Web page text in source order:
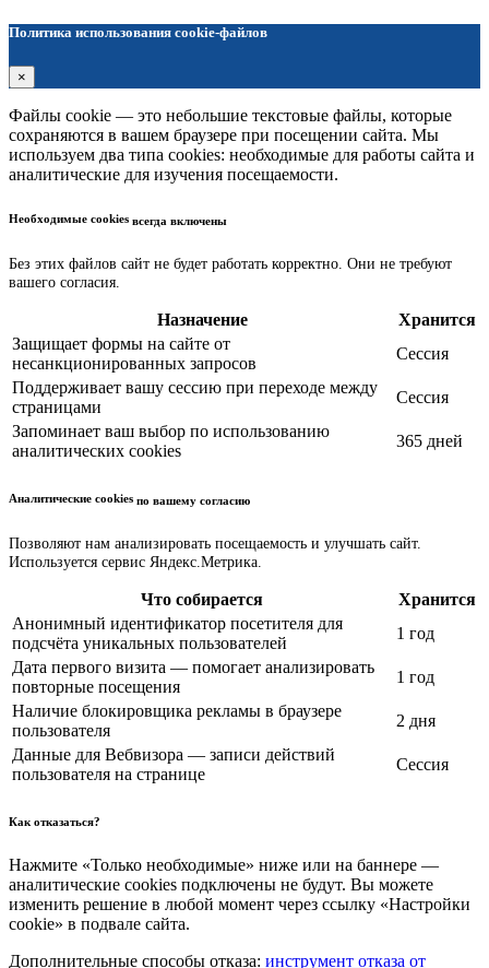
Политика использования cookie-файлов
×
Файлы cookie — это небольшие текстовые файлы, которые
сохраняются в вашем браузере при посещении сайта. Мы
используем два типа cookies: необходимые для работы сайта и
аналитические для изучения посещаемости.
Необходимые cookies всегда включены
Без этих файлов сайт не будет работать корректно. Они не требуют
вашего согласия.
Назначение
Хранится
Защищает формы на сайте от
несанкционированных запросов
Сессия
Поддерживает вашу сессию при переходе между
страницами
Сессия
Запоминает ваш выбор по использованию
аналитических cookies
365 дней
Аналитические cookies по вашему согласию
Позволяют нам анализировать посещаемость и улучшать сайт.
Используется сервис Яндекс.Метрика.
Что собирается
Хранится
Анонимный идентификатор посетителя для
подсчёта уникальных пользователей
1 год
Дата первого визита — помогает анализировать
повторные посещения
1 год
Наличие блокировщика рекламы в браузере
пользователя
2 дня
Данные для Вебвизора — записи действий
пользователя на странице
Сессия
Как отказаться?
Нажмите «Только необходимые» ниже или на баннере —
аналитические cookies подключены не будут. Вы можете
изменить решение в любой момент через ссылку «Настройки
cookie» в подвале сайта.
Дополнительные способы отказа: инструмент отказа от